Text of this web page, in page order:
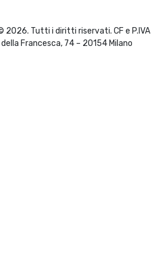
2026. Tutti i diritti riservati. CF e P.IVA
Francesca, 74 – 20154 Milano